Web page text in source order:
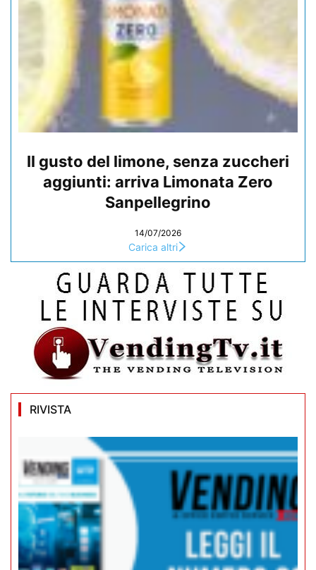
Il gusto del limone, senza zuccheri
aggiunti: arriva Limonata Zero
Sanpellegrino
14/07/2026
Carica altri
RIVISTA